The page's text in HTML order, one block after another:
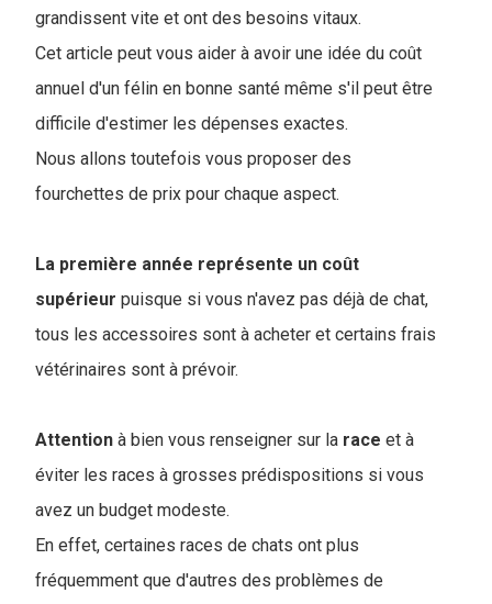
grandissent vite et ont des besoins vitaux.
Cet article peut vous aider à avoir une idée du coût
annuel d'un félin en bonne santé même s'il peut être
difficile d'estimer les dépenses exactes.
Nous allons toutefois vous proposer des
fourchettes de prix pour chaque aspect.
La première année représente un coût
supérieur puisque si vous n'avez pas déjà de chat,
tous les accessoires sont à acheter et certains frais
vétérinaires sont à prévoir.
Attention à bien vous renseigner sur la race et à
éviter les races à grosses prédispositions si vous
avez un budget modeste.
En effet, certaines races de chats ont plus
fréquemment que d'autres des problèmes de